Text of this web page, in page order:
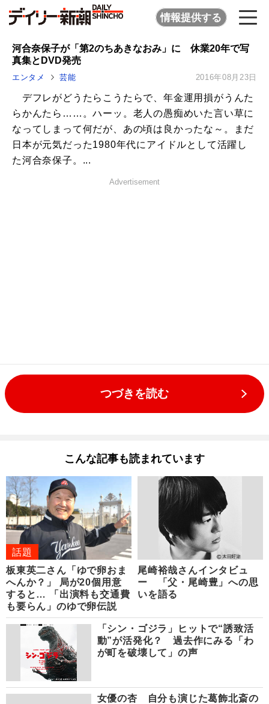
情報提供する
河合奈保子が「第2のちあきなおみ」に 休業20年で写
真集とDVD発売
エンタメ 芸能 2016年08月23日
デフレがどうたらこうたらで、年金運用損がうんた
らかんたら……。ハーッ。老人の愚痴めいた言い草に
なってしまって何だが、あの頃は良かったな～。まだ
日本が元気だった1980年代にアイドルとして活躍し
た河合奈保子。...
Advertisement
つづきを読む
こんな記事も読まれています
話題
板東英二さん「ゆで卵おま
へんか？」 局が20個用意
すると… 「出演料も交通費
も要らん」のゆで卵伝説
尾崎裕哉さんインタビュ
ー 「父・尾崎豊」への思
いを語る
「シン・ゴジラ」ヒットで“誘致活
動”が活発化？ 過去作にみる「わ
が町を破壊して」の声
女優の杏 自分も演じた葛飾北斎の